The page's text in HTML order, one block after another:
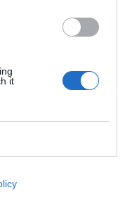
it
- en
sammen, sier Lars
til å ta NTH, men det var